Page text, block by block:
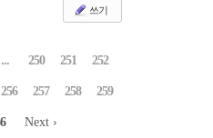
쓰기
... 250 251 252
256 257 258 259
Next ›